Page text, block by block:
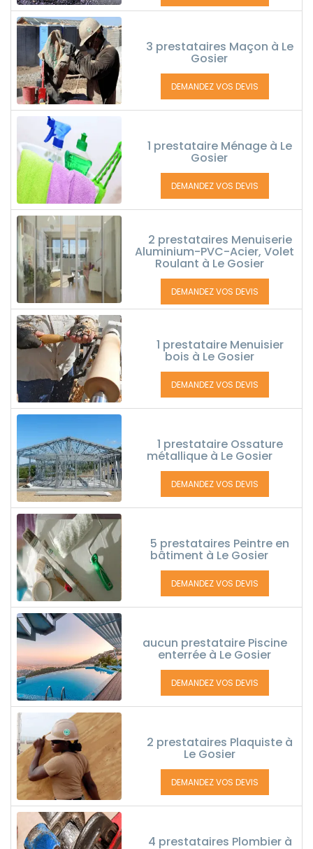
3 prestataires Maçon à Le
Gosier
DEMANDEZ VOS DEVIS
1 prestataire Ménage à Le
Gosier
DEMANDEZ VOS DEVIS
2 prestataires Menuiserie
Aluminium-PVC-Acier, Volet
Roulant à Le Gosier
DEMANDEZ VOS DEVIS
1 prestataire Menuisier
bois à Le Gosier
DEMANDEZ VOS DEVIS
1 prestataire Ossature
métallique à Le Gosier
DEMANDEZ VOS DEVIS
5 prestataires Peintre en
bâtiment à Le Gosier
DEMANDEZ VOS DEVIS
aucun prestataire Piscine
enterrée à Le Gosier
DEMANDEZ VOS DEVIS
2 prestataires Plaquiste à
Le Gosier
DEMANDEZ VOS DEVIS
4 prestataires Plombier à